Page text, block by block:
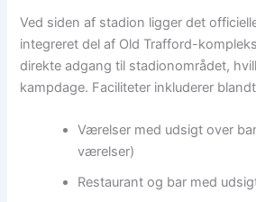
Ved siden af stadion ligger det
integreret del af Old Trafford-
direkte adgang til stadionområdet,
kampdage. Faciliteter inkluderer
Værelser med udsigt over
værelser)
Restaurant og bar med